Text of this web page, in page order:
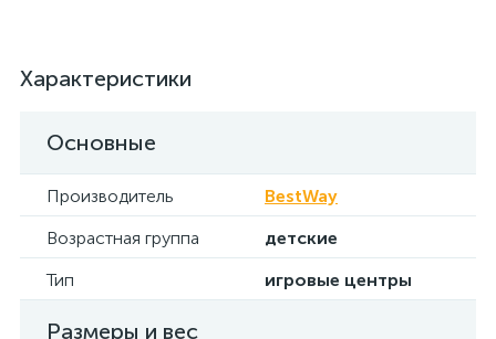
Характеристики
Основные
Производитель
BestWay
Возрастная группа
детские
Тип
игровые центры
Размеры и вес